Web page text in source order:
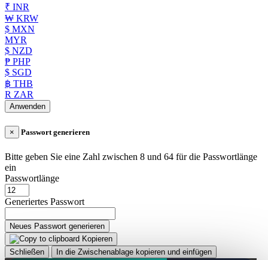
₹ INR
₩ KRW
$ MXN
MYR
$ NZD
₱ PHP
$ SGD
฿ THB
R ZAR
Anwenden
× Passwort generieren
Bitte geben Sie eine Zahl zwischen 8 und 64 für die Passwortlänge
ein
Passwortlänge
Generiertes Passwort
Neues Passwort generieren
Kopieren
Schließen
In die Zwischenablage kopieren und einfügen